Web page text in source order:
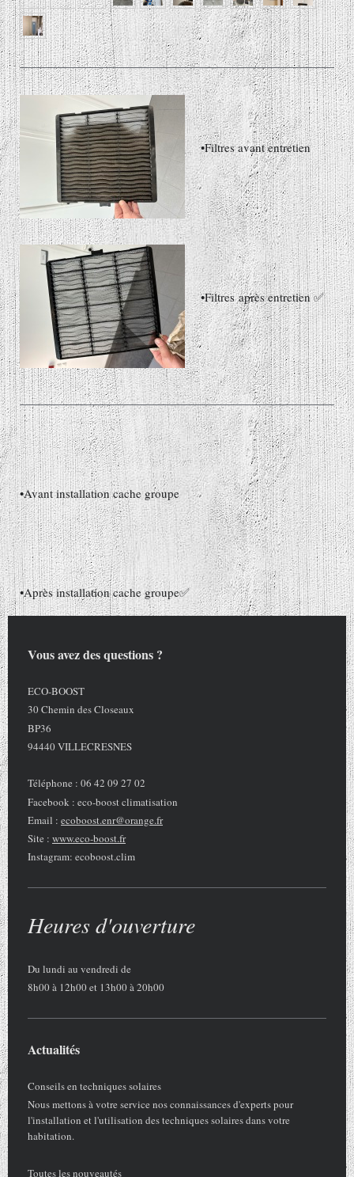
•Filtres avant entretien
•Filtresaprès entretien ✅
•Avant installation cache groupe
•Après installation cache groupe✅
Vous avez des questions ?
ECO-BOOST
30 Chemin des Closeaux
BP36
94440 VILLECRESNES
Téléphone : 06 42 09 27 02
Facebook : eco-boost climatisation
Email : ecoboost.enr@orange.fr
Site : www.eco-boost.fr
Instagram: ecoboost.clim
Heures d'ouverture
Du lundi au vendredi de
8h00 à 12h00 et 13h00 à 20h00
Actualités
Conseils en techniques solaires
Nous mettons à votre service nos connaissances d'experts pour
l'installation et l'utilisation des techniques solaires dans votre
habitation.
Toutes les nouveautés